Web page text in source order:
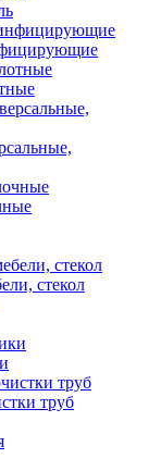
стекол
труб